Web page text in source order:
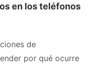
en los teléfonos
de
por qué ocurre